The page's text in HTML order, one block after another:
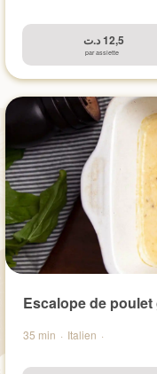
12,5د.ت
par assiette
Escalope de
35 min · Italien ·